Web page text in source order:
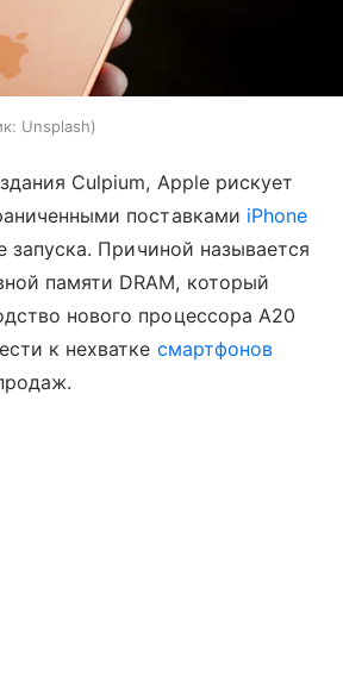
Unsplash
Culpium, Apple рискует
поставками iPhone
запуска. Причиной называется
памяти DRAM, который
нового процессора A20
к нехватке смартфонов